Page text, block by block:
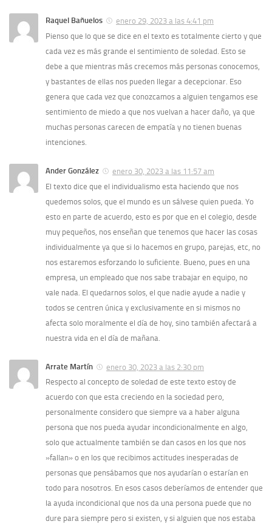
Raquel Bañuelos
enero 29, 2023 a las 4:41 pm
Pienso que lo que se dice en el texto es totalmente cierto y que
cada vez es más grande el sentimiento de soledad. Esto se
debe a que mientras más crecemos más personas conocemos,
y bastantes de ellas nos pueden llegar a decepcionar. Eso
genera que cada vez que conozcamos a alguien tengamos ese
sentimiento de miedo a que nos vuelvan a hacer daño, ya que
muchas personas carecen de empatía y no tienen buenas
intenciones.
Ander González
enero 30, 2023 a las 11:57 am
El texto dice que el individualismo esta haciendo que nos
quedemos solos, que el mundo es un sálvese quien pueda. Yo
esto en parte de acuerdo, esto es por que en el colegio, desde
muy pequeños, nos enseñan que tenemos que hacer las cosas
individualmente ya que si lo hacemos en grupo, parejas, etc, no
nos estaremos esforzando lo suficiente. Bueno, pues en una
empresa, un empleado que nos sabe trabajar en equipo, no
vale nada. El quedarnos solos, el que nadie ayude a nadie y
todos se centren única y exclusivamente en si mismos no
afecta solo moralmente el día de hoy, sino también afectará a
nuestra vida en el día de mañana.
Arrate Martín
enero 30, 2023 a las 2:30 pm
Respecto al concepto de soledad de este texto estoy de
acuerdo con que esta creciendo en la sociedad pero,
personalmente considero que siempre va a haber alguna
persona que nos pueda ayudar incondicionalmente en algo,
solo que actualmente también se dan casos en los que nos
»fallan» o en los que recibimos actitudes inesperadas de
personas que pensábamos que nos ayudarían o estarían en
todo para nosotros. En esos casos deberíamos de entender que
la ayuda incondicional que nos da una persona puede que no
dure para siempre pero si existen, y si alguien que nos estaba